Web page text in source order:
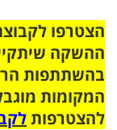
ההשקה
בהשתתפות
המקומות
להצטרפות